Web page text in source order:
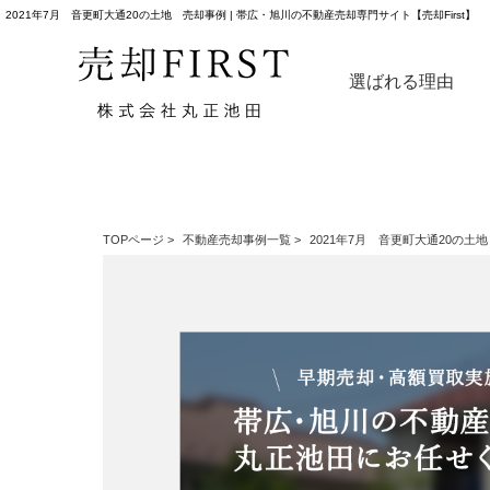
2021年7月 音更町大通20の土地 売却事例 | 帯広・旭川の不動産売却専門サイト【売却First】
選ばれる理由
TOPページ > 不動産売却事例一覧 > 2021年7月 音更町大通20の土